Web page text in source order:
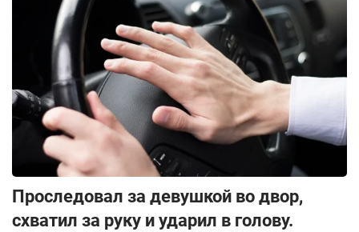
Проследовал за девушкой во двор,
схватил за руку и ударил в голову.